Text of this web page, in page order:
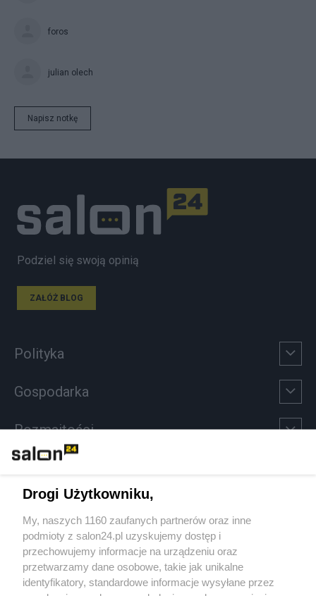
foros
julian olech
Napisz notkę
Podziel się swoją opinią
ZAŁÓŻ BLOG
Polityka
Gospodarka
Rozmaitości
Sport
Społeczeństwo
Kultura
Drogi Użytkowniku,
My, naszych 1160 zaufanych partnerów oraz inne
podmioty z salon24.pl uzyskujemy dostęp i
przechowujemy informacje na urządzeniu oraz
przetwarzamy dane osobowe, takie jak unikalne
identyfikatory, standardowe informacje wysyłane przez